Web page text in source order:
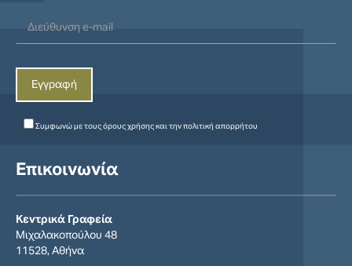
Συμφωνώ με τους όρους χρήσης και την πολιτική απορρήτου
Επικοινωνία
Κεντρικά Γραφεία
Μιχαλακοπούλου 48
11528, Αθήνα